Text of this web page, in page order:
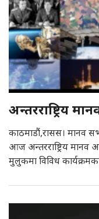
अन्तरराष्ट्रिय
काठमाडौं,रासस। मानव
आज अन्तरराष्ट्रिय मानव
मुलुकमा विविध